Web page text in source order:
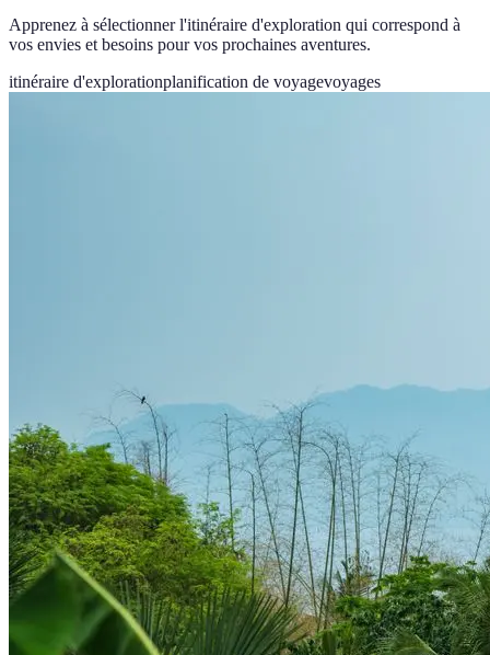
Apprenez à sélectionner l'itinéraire d'exploration qui correspond à
vos envies et besoins pour vos prochaines aventures.
itinéraire d'explorationplanification de voyagevoyages